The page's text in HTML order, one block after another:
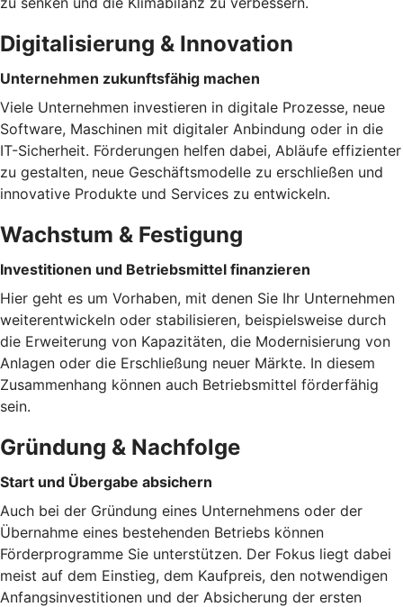
Digitalisierung & Innovation
Unternehmen zukunftsfähig machen
Viele Unternehmen investieren in digitale Prozesse, neue
Software, Maschinen mit digitaler Anbindung oder in die
IT-Sicherheit. Förderungen helfen dabei, Abläufe effizienter
zu gestalten, neue Geschäftsmodelle zu erschließen und
innovative Produkte und Services zu entwickeln.
Wachstum & Festigung
Investitionen und Betriebsmittel finanzieren
Hier geht es um Vorhaben, mit denen Sie Ihr Unternehmen
weiterentwickeln oder stabilisieren, beispielsweise durch
die Erweiterung von Kapazitäten, die Modernisierung von
Anlagen oder die Erschließung neuer Märkte. In diesem
Zusammenhang können auch Betriebsmittel förderfähig
sein.
Gründung & Nachfolge
Start und Übergabe absichern
Auch bei der Gründung eines Unternehmens oder der
Übernahme eines bestehenden Betriebs können
Förderprogramme Sie unterstützen. Der Fokus liegt dabei
meist auf dem Einstieg, dem Kaufpreis, den notwendigen
Anfangsinvestitionen und der Absicherung der ersten